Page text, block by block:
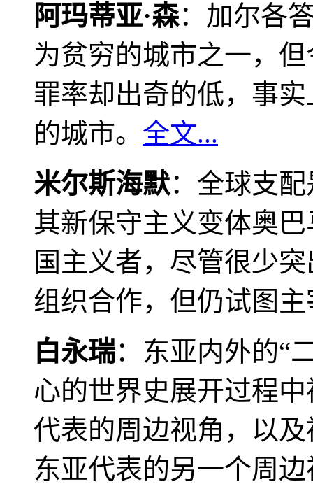
阿玛蒂亚·森：加尔各
为贫穷的城市之一，
罪率却出奇的低，事
的城市。 全文...
米尔斯海默：全球支
其新保守主义变体奥
国主义者，尽管很少
组织合作，但仍试图
白永瑞：东亚内外的“
心的世界史展开过程
代表的周边视角，以
东亚代表的另一个周